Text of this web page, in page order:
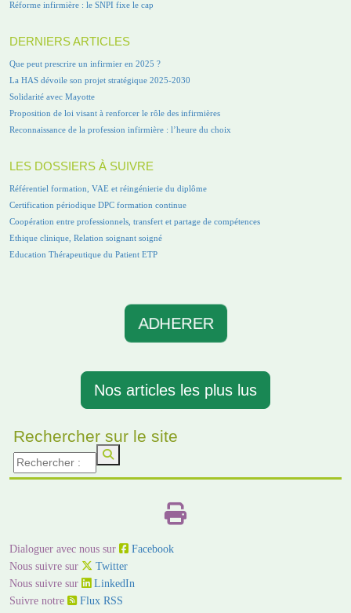
Réforme infirmière : le SNPI fixe le cap
DERNIERS ARTICLES
Que peut prescrire un infirmier en 2025 ?
La HAS dévoile son projet stratégique 2025-2030
Solidarité avec Mayotte
Proposition de loi visant à renforcer le rôle des infirmières
Reconnaissance de la profession infirmière : l’heure du choix
LES DOSSIERS À SUIVRE
Référentiel formation, VAE et réingénierie du diplôme
Certification périodique DPC formation continue
Coopération entre professionnels, transfert et partage de compétences
Ethique clinique, Relation soignant soigné
Education Thérapeutique du Patient ETP
ADHERER
Nos articles les plus lus
Rechercher sur le site
Dialoguer avec nous sur
Facebook
Nous suivre sur
Twitter
Nous suivre sur
LinkedIn
Suivre notre
Flux RSS